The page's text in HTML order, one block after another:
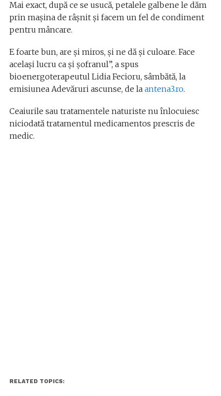
Mai exact, după ce se usucă, petalele galbene le dăm
prin maşina de râşnit și facem un fel de condiment
pentru mâncare.
E foarte bun, are şi miros, şi ne dă şi culoare. Face
acelaşi lucru ca şi şofranul”, a spus
bioenergoterapeutul Lidia Fecioru, sâmbătă, la
emisiunea Adevăruri ascunse, de laantena3.ro.
Ceaiurile sau tratamentele naturiste nu înlocuiesc
niciodată tratamentul medicamentos prescris de
medic.
RELATED TOPICS: